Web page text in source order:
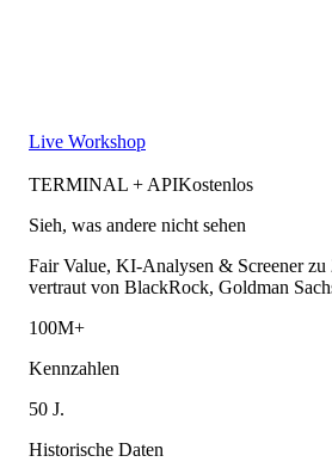
Live Workshop
TERMINAL + APIKostenlos
Sieh, was andere nicht sehen
Fair Value, KI-Analysen & Screener
vertraut von BlackRock, Goldman
100M+
Kennzahlen
50 J.
Historische Daten